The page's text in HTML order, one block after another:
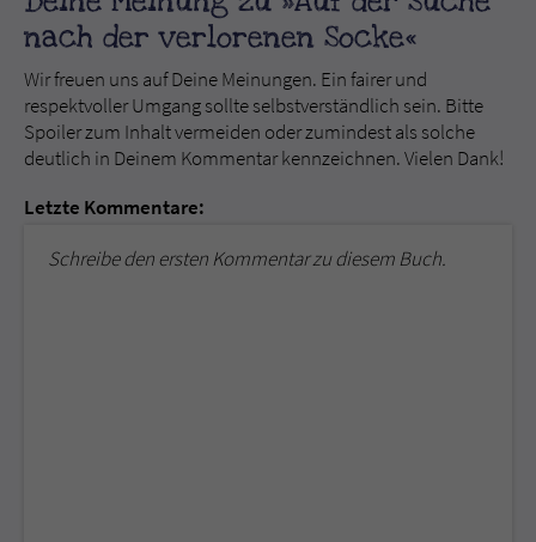
nach der verlorenen Socke«
Wir freuen uns auf Deine Meinungen. Ein fairer und
respektvoller Umgang sollte selbstverständlich sein. Bitte
Spoiler zum Inhalt vermeiden oder zumindest als solche
deutlich in Deinem Kommentar kennzeichnen. Vielen Dank!
Letzte Kommentare:
Schreibe den ersten Kommentar zu diesem Buch.